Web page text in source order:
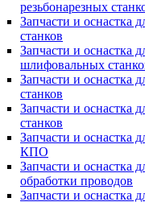
резьбонарезных
Запчасти и оснастка
станков
Запчасти и оснастка
шлифовальных
Запчасти и оснастка
станков
Запчасти и оснастка
станков
Запчасти и оснастка
КПО
Запчасти и оснастка
обработки проводов
Запчасти и оснастка